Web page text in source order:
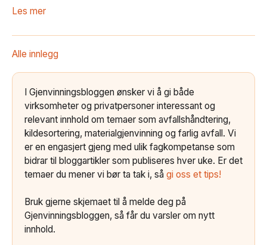
Les mer
Alle innlegg
I Gjenvinningsbloggen ønsker vi å gi både
virksomheter og privatpersoner interessant og
relevant innhold om temaer som avfallshåndtering,
kildesortering, materialgjenvinning og farlig avfall. Vi
er en engasjert gjeng med ulik fagkompetanse som
bidrar til bloggartikler som publiseres hver uke. Er det
temaer du mener vi bør ta tak i, så gi oss et tips!
Bruk gjerne skjemaet til å melde deg på
Gjenvinningsbloggen, så får du varsler om nytt
innhold.